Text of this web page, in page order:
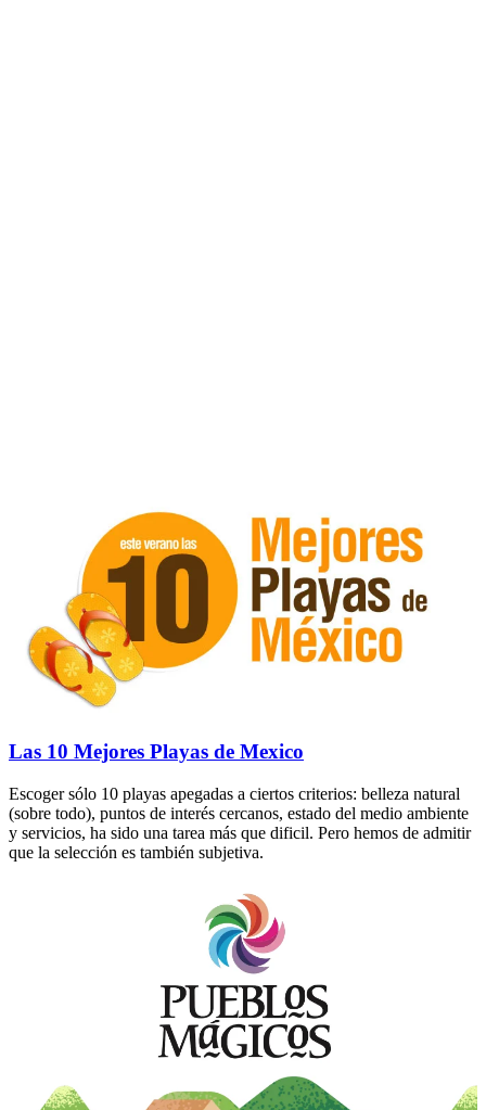
Las 10 Mejores Playas de Mexico
Escoger sólo 10 playas apegadas a ciertos criterios: belleza natural
(sobre todo), puntos de interés cercanos, estado del medio ambiente
y servicios, ha sido una tarea más que dificil. Pero hemos de admitir
que la selección es también subjetiva.